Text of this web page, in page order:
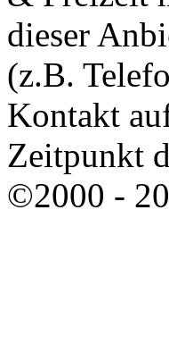
dieser
(z.B.
Kontakt
Zeitpunkt
©2000 -